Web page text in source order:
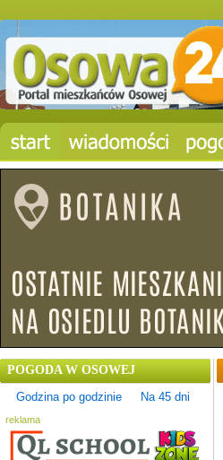
POGODA W OSOWEJ
Godzina po godzinie
Na 45 dni
reklama